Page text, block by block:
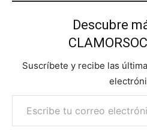
Descubre
Suscríbete y recibe las
Escribe tu correo electrónico…